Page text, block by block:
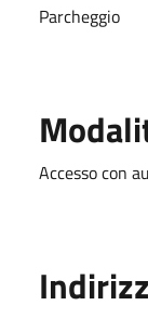
Parcheggio
Accesso con